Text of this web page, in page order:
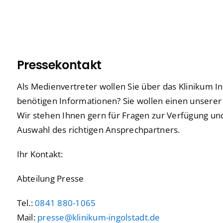
Nuklearmedizin
Orthopädie und Unfallchirurgie
Physikalische und Rehabilitative Medizin
Pneumologie, Beatmungsmedizin, Thorakale
Radiologie und Neuroradiologie
Nuklearmedizin
Orthopädie und Unfallchirurgie
Physikalische und Rehabilitative Medizin
Pneumologie, Beatmungsmedizin, Thorakale
Radiologie und Neuroradiologie
Pressekontakt
Als Medienvertreter wollen Sie über das Klinikum
benötigen Informationen? Sie wollen einen
Wir stehen Ihnen gern für Fragen zur Verfügung
Auswahl des richtigen Ansprechpartners.
Ihr Kontakt:
Abteilung Presse
Tel.:0841 880-1065
Mail: presse@klinikum-ingolstadt.de